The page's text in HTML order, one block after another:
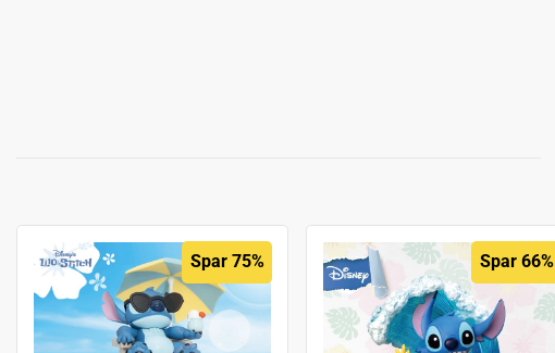
Spar 75% Spar 66%